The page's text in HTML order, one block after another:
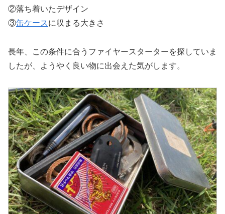
②落ち着いたデザイン
③缶ケースに収まる大きさ
長年、この条件に合うファイヤースターターを探していま
したが、ようやく良い物に出会えた気がします。